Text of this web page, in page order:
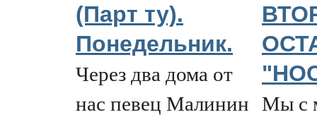
(Парт ту).
Понедельник.
Через два дома от
нас певец Малинин Мы с